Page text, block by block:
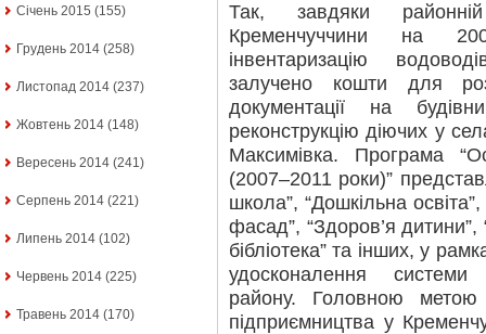
Січень 2015 (155)
Грудень 2014 (258)
Листопад 2014 (237)
Жовтень 2014 (148)
Вересень 2014 (241)
Серпень 2014 (221)
Липень 2014 (102)
Червень 2014 (225)
Травень 2014 (170)
Так, завдяки
Кременчуччини на
інвентаризацію
залучено кошти для
документації на
реконструкцію діючих у
Максимівка. Програма
(2007–2011 роки)”
школа”, “Дошкільна
фасад”, “Здоров’я дитини”,
бібліотека” та інших, у
удосконалення системи
району. Головною метою
підприємництва у